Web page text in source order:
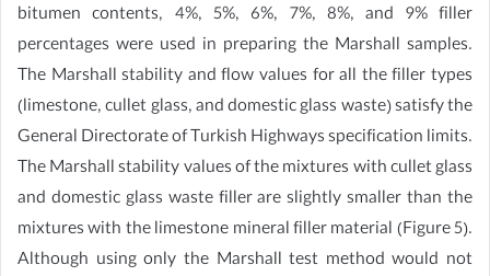
bitumen contents, 4%, 5%, 6%, 7%, 8%, and 9% filler
percentages were used in preparing the Marshall samples.
The Marshall stability and flow values for all the filler types
(limestone, cullet glass, and domestic glass waste) satisfy the
General Directorate of Turkish Highways specification limits.
The Marshall stability values of the mixtures with cullet glass
and domestic glass waste filler are slightly smaller than the
mixtures with the limestone mineral filler material (Figure 5).
Although using only the Marshall test method would not